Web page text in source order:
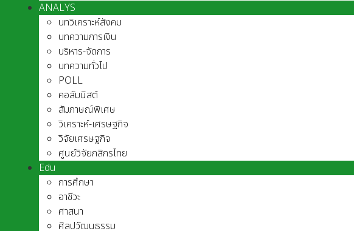
ANALYS
บทวิเคราะห์สังคม
บทความการเงิน
บริหาร-จัดการ
บทความทั่วไป
POLL
คอลัมนิสต์
สัมภาษณ์พิเศษ
วิเคราะห์-เศรษฐกิจ
วิจัยเศรษฐกิจ
ศูนย์วิจัยกสิกรไทย
Edu
การศึกษา
อาชีวะ
ศาสนา
ศิลปวัฒนธรรม